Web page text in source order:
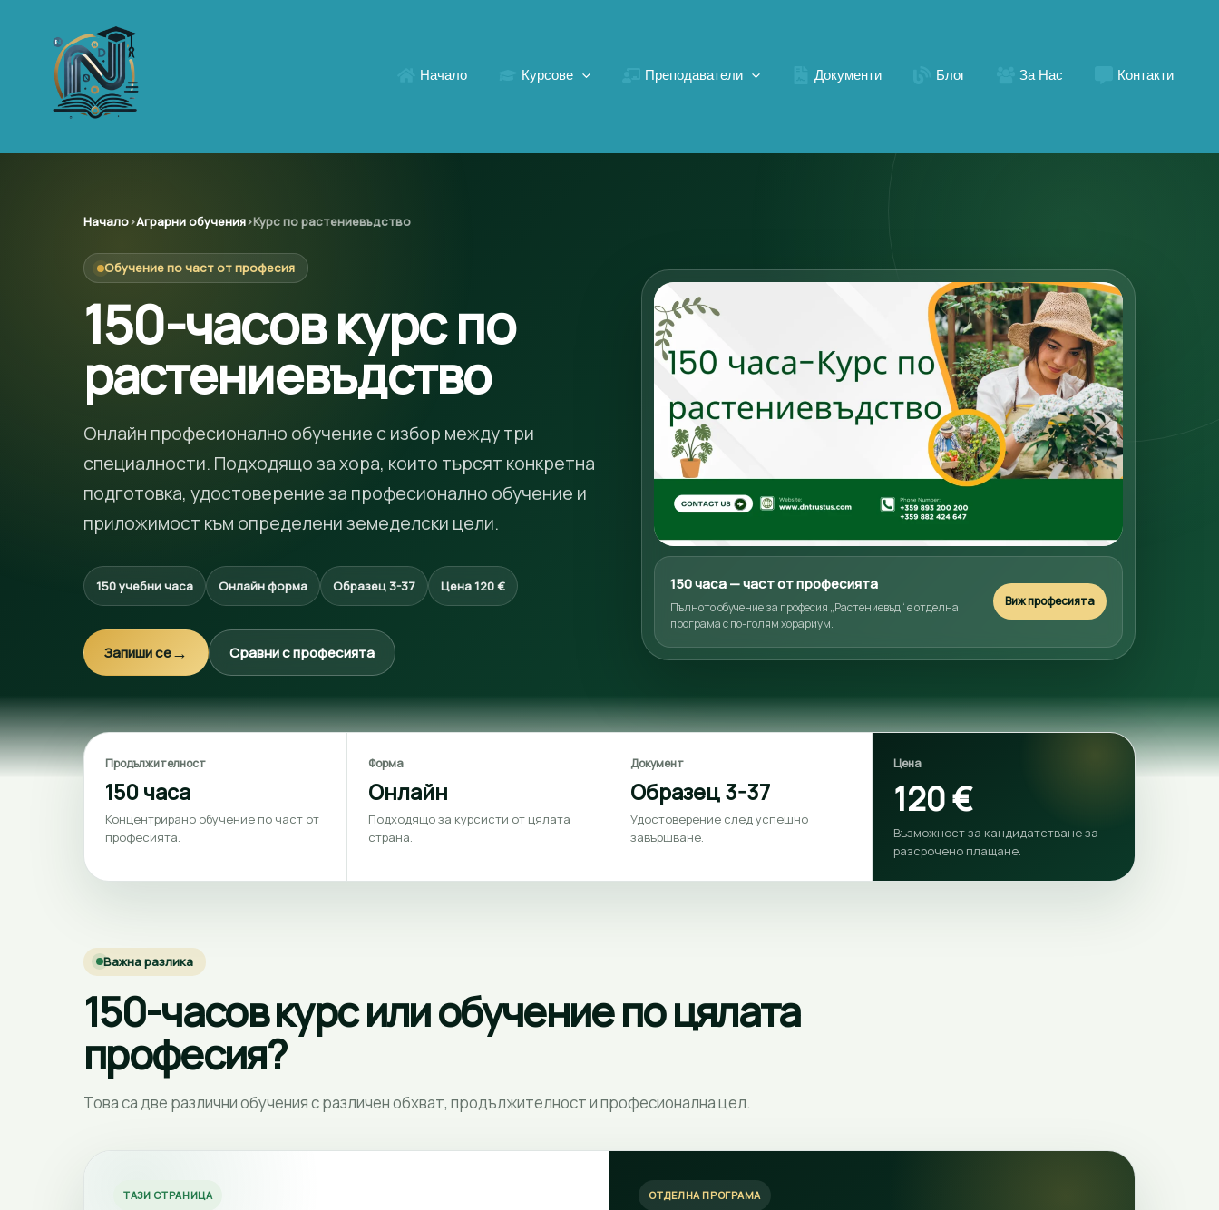
Начало Курсове Преподаватели Документи Блог За Нас Контакти
Начало›Аграрни обучения›Курс по растениевъдство
Обучение по част от професия
150-часов курс по
растениевъдство
Онлайн професионално обучение с избор между три
специалности. Подходящо за хора, които търсят конкретна
подготовка, удостоверение за професионално обучение и
приложимост към определени земеделски цели.
150 учебни часа Онлайн форма Образец 3-37 Цена 120 €
Запиши се→ Сравни с професията
150 часа — част от професията
Пълното обучение за професия „Растениевъд“ е отделна
програма с по-голям хорариум.
Виж професията
Продължителност
150 часа
Концентрирано обучение по част от
професията.
Форма
Онлайн
Подходящо за курсисти от цялата
страна.
Документ
Образец 3-37
Удостоверение след успешно
завършване.
Цена
120 €
Възможност за кандидатстване за
разсрочено плащане.
Важна разлика
150-часов курс или обучение по цялата
професия?
Това са две различни обучения с различен обхват, продължителност и професионална цел.
ТАЗИ СТРАНИЦА ОТДЕЛНА ПРОГРАМА